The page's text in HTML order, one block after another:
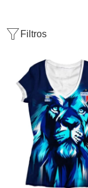
Filtros